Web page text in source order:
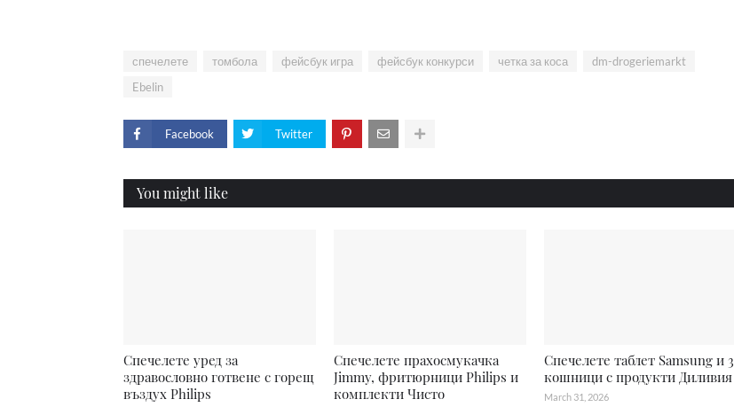
спечелете томбола фейсбук игра фейсбук конкурси четка за коса
dm-drogeriemarkt
Ebelin
Facebook Twitter
You might like
Спечелете уред за
здравословно готвене с горещ
въздух Philips
Спечелете прахосмукачка
Jimmy, фритюрници Philips и
комплекти Чисто
Спечелете таблет Samsung и 3
кошници с продукти Диливия
March 31, 2026